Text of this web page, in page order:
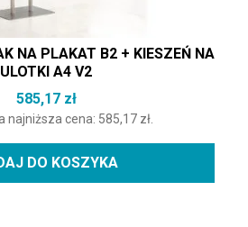
NA PLAKAT B2 + KIESZEŃ NA
ULOTKI A4 V2
585,17 zł
najniższa cena: 585,17 zł.
DO KOSZYKA